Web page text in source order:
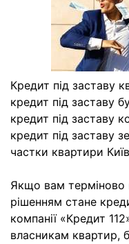
Кредит під заставу
кредит під заставу
кредит під заставу
кредит під заставу
частки квартири
Якщо вам терміново
рішенням стане
компанії «Кредит
власникам квартир,